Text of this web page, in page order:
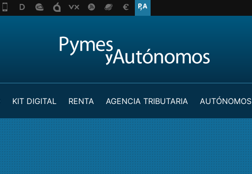
KIT DIGITAL RENTA AGENCIA TRIBUTARIA AUTÓNOMOS